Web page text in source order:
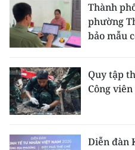
Thành
phường
bảo mẫu
Quy tập
Công
Diễn đàn